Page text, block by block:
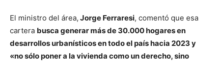
El ministro del área, Jorge Ferraresi, comentó que esa
cartera busca generar más de 30.000 hogares en
desarrollos urbanísticos en todo el país hacia 2023 y
«no sólo poner a la vivienda como un derecho, sino